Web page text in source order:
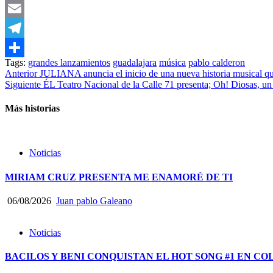
WhatsApp
Email
Telegram
Compartir
Tags: grandes lanzamientos guadalajara música pablo calderon
Post
navigation
AnteriorJULIANA anuncia el inicio de una nueva historia musical
Siguiente ÉL Teatro Nacional de la Calle 71 presenta; Oh! Diosas,
Más historias
Noticias
MIRIAM CRUZ PRESENTA ME ENAMORÉ DE TI
06/08/2026 Juan pablo Galeano
Noticias
BACILOS Y BENI CONQUISTAN EL HOT SONG #1 EN